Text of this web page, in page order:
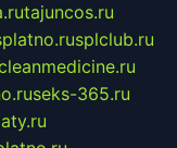
tajuncos.ru
splclub.ru
seks-365.ru